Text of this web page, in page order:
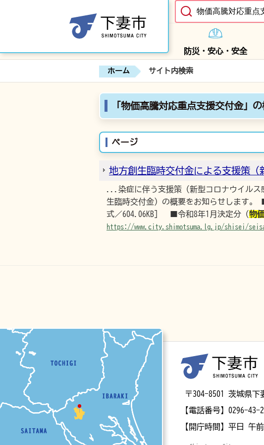
防災・安心・安全
ホーム サイト内検索
「物価高騰対応重点支援交付金」
ページ
地方創生臨時交付金による支援策（
...染症に伴う支援策（新型コロナウイル
生臨時交付金）の概要をお知らせします。
式／604.06KB] ■令和8年1月決定分（物
https://www.city.shimotsuma.lg.jp/shisei/
〒304-8501 茨城県下
【電話番号】 0296-43-
【開庁時間】 平日 午前